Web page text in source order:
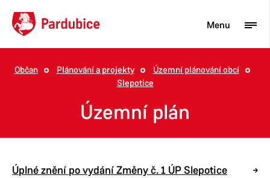
Turista
Aktuality
Občan
Občan Plánování a projekty
Územní plánování obcí
Slepotice
Územní plán
Úplné znění po vydání Změny č. 1 ÚP Slepotice
Menu